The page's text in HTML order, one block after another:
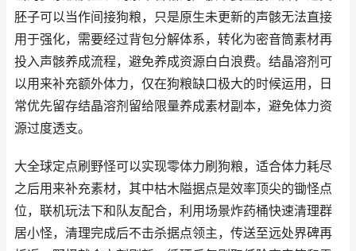
胚子可以当作间接狗粮，只是原生未更新的声骸无法直接
用于强化，需要经过背包分解体系，转化为密音筒素材再
投入声骸养成流程，避免养成资源白白浪费。结晶溶剂可
以用来补充额外体力，仅在狗粮缺口极大的时候运用，日
常优先留存结晶溶剂留给限量养成素材副本，避免体力资
源过度透支。
大全球定点刷野怪可以实现零体力刷狗粮，适合体力耗尽
之后用来补充素材，其中枯木隘据点是效率顶尖的锄怪点
位，联机玩法下和队友配合，利用场景炸药桶快速清理群
居小怪，清理完成后不击杀据点领主，传送至远处界碑再